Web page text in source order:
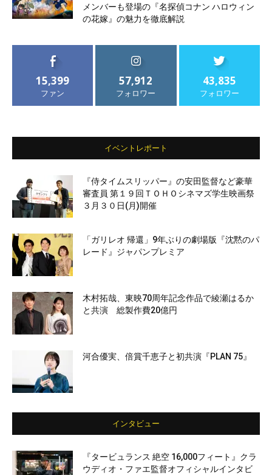
メンバーも登場の『名探偵コナン ハロウィン
の花嫁』の魅力を徹底解説
15,399
ファン
57,912
フォロワー
43,835
フォロワー
イベントレポート
『侍タイムスリッパー』の安田監督など豪華
審査員 第１９回ＴＯＨＯシネマズ学生映画祭
３月３０日(月)開催
「ガリレオ 帰還」9年ぶりの劇場版『沈黙のパ
レード』ジャパンプレミア
木村拓哉、東映70周年記念作品で綾瀬はるか
と共演 総製作費20億円
河合優実、倍賞千恵子と初共演『PLAN 75』
インタビュー
『タービュランス 絶空 16,000フィート』クラ
ウディオ・ファエ監督オフィシャルインタビ